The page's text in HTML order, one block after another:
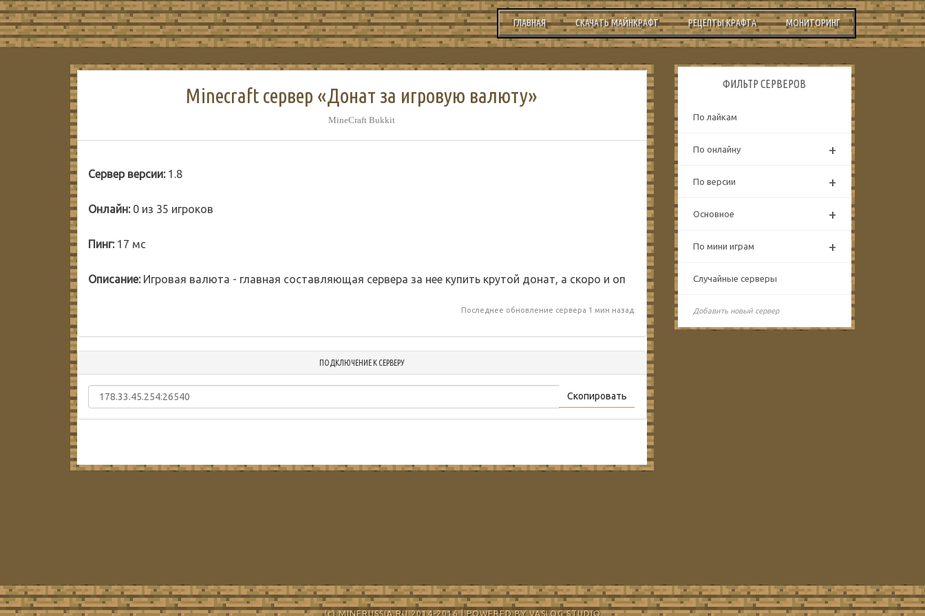
ГЛАВНАЯ СКАЧАТЬ МАЙНКРАФТ РЕЦЕПТЫ КРАФТА МОНИТОРИНГ
Minecraft сервер «Донат за игровую валюту»
MineCraft Bukkit
Сервер версии:1.8
Онлайн:0 из 35 игроков
Пинг:17 мс
Описание:Игровая валюта - главная составляющая сервера за нее купить крутой донат, а скоро и оп
Последнее обновление сервера 1 мин назад.
ПОДКЛЮЧЕНИЕ К СЕРВЕРУ
Скопировать
ФИЛЬТР СЕРВЕРОВ
По лайкам
По онлайну +
По версии +
Основное +
По мини играм +
Случайные серверы
Добавить новый сервер
(c) MINERUSSIA.RU 2014-2016 | POWERED BY VASLOG STUDIO